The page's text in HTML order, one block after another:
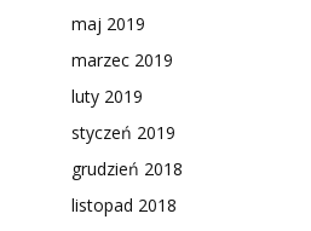
maj 2019
marzec 2019
luty 2019
styczeń 2019
grudzień 2018
listopad 2018